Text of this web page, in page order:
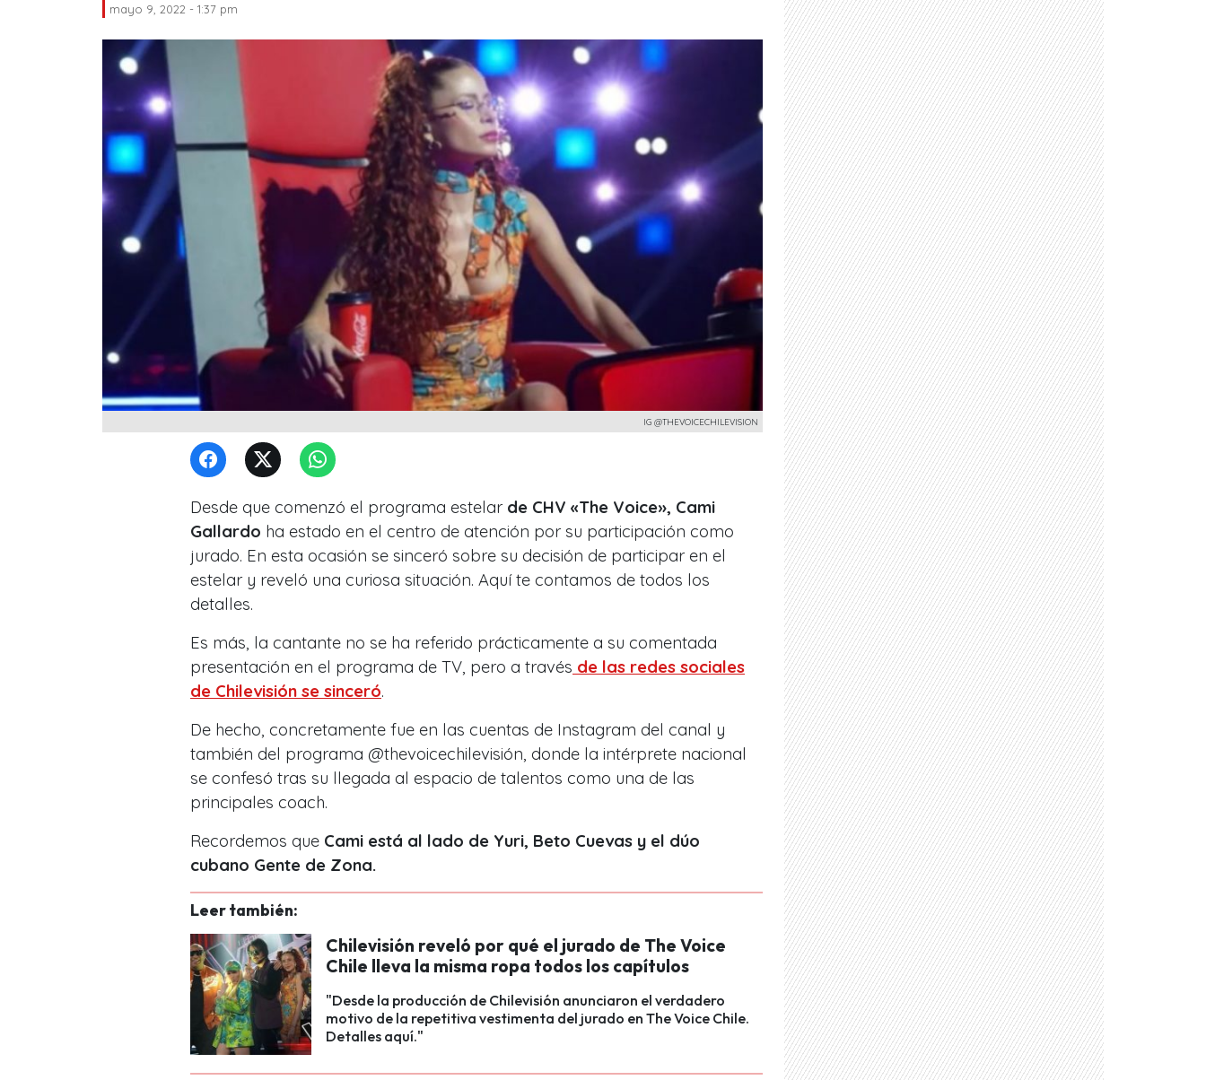
mayo 9, 2022 - 1:37 pm
IG @THEVOICECHILEVISION
Desde que comenzó el programa estelar de CHV «The Voice», Cami
Gallardo ha estado en el centro de atención por su participación como
jurado. En esta ocasión se sinceró sobre su decisión de participar en el
estelar y reveló una curiosa situación. Aquí te contamos de todos los
detalles.
Es más, la cantante no se ha referido prácticamente a su comentada
presentación en el programa de TV, pero a través de las redes sociales
de Chilevisión se sinceró.
De hecho, concretamente fue en las cuentas de Instagram del canal y
también del programa @thevoicechilevisión, donde la intérprete nacional
se confesó tras su llegada al espacio de talentos como una de las
principales coach.
Recordemos que Cami está al lado de Yuri, Beto Cuevas y el dúo
cubano Gente de Zona.
Leer también:
Chilevisión reveló por qué el jurado de The Voice
Chile lleva la misma ropa todos los capítulos
"Desde la producción de Chilevisión anunciaron el verdadero
motivo de la repetitiva vestimenta del jurado en The Voice Chile.
Detalles aquí."